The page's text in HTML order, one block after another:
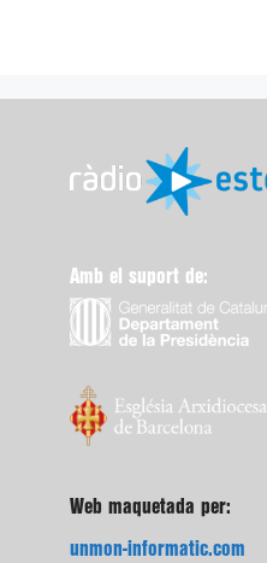
Amb el suport de:
Web maquetada per:
unmon-informatic.com